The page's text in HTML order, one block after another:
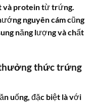
và proteintừ trứng.
nguyên cám cũng
năng lượng và chất
thức trứng
uống, đặc biệt là với